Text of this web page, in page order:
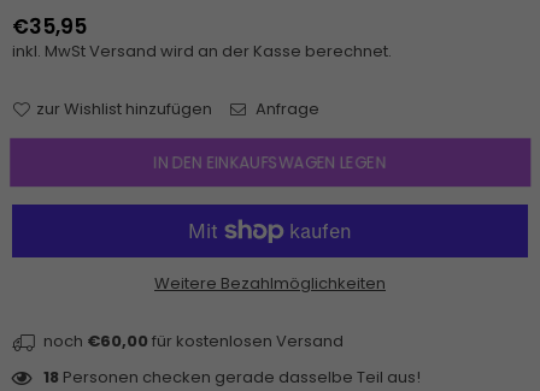
Normaler
Preis
€35,95
inkl. MwStVersand wird an der Kasse berechnet.
zur Wishlist hinzufügen Anfrage
IN DEN EINKAUFSWAGEN LEGEN
Weitere Bezahlmöglichkeiten
noch €60,00 für kostenlosen Versand
18 Personen checken gerade dasselbe Teil aus!